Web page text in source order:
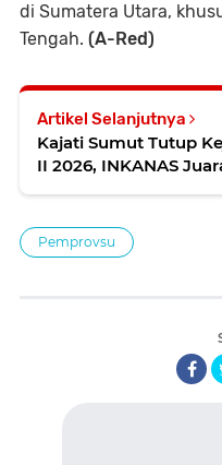
di Sumatera Utara,
Tengah. (A-Red)
Artikel Selanjutnya
Kajati Sumut Tutup
II 2026, INKANAS
Pemprovsu